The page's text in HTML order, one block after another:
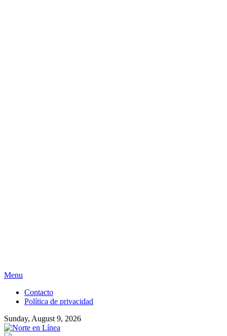
Skip
content
Menu
Contacto
Política de privacidad
Sunday, August 9, 2026